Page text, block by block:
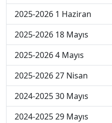
2025-2026 1 Haziran
2025-2026 18 Mayıs
2025-2026 4 Mayıs
2025-2026 27 Nisan
2024-2025 30 Mayıs
2024-2025 29 Mayıs